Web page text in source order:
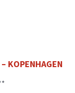
KOPENHAGEN